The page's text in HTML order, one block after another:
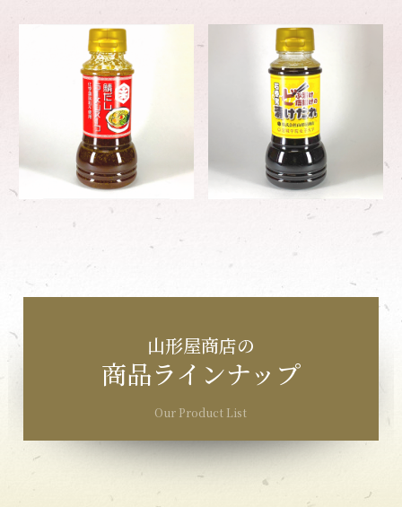
山形屋商店の
商品ラインナップ
Our Product List